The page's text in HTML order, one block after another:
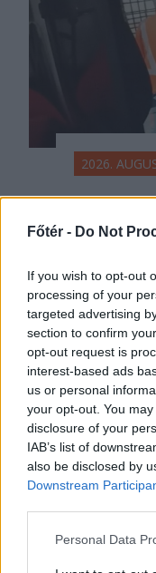
Főtér - Do Not
If you wish to opt-out
processing of your
targeted advertising
section to confirm
opt-out request is
interest-based ads
us or personal
your opt-out. You
disclosure of your
IAB’s list of
also be disclosed by
Downstream
Personal Data
2026.
Beteg
hírmix
akar
Románia
robbant
messze a